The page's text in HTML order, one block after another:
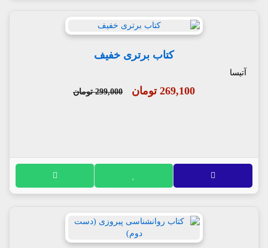
کتاب برتری خفیف
آتیسا
269,100 تومان 299,000 تومان